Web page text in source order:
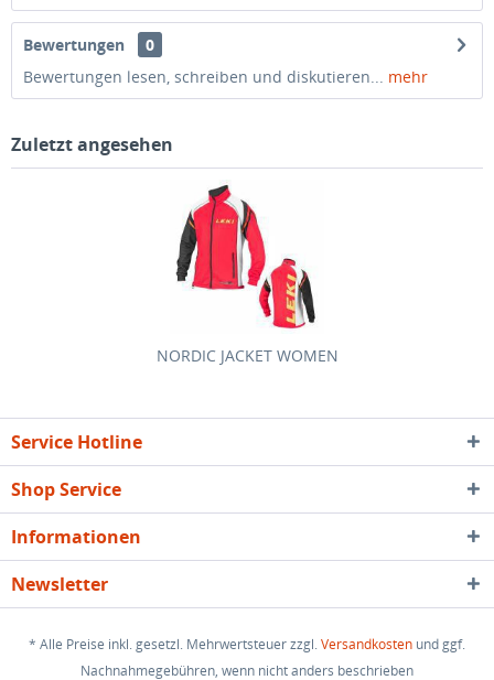
Bewertungen
0
Bewertungen lesen, schreiben und diskutieren... mehr
Zuletzt angesehen
NORDIC JACKET WOMEN
Service Hotline
Shop Service
Informationen
Newsletter
* Alle Preise inkl. gesetzl. Mehrwertsteuer zzgl.Versandkosten und ggf.
Nachnahmegebühren, wenn nicht anders beschrieben